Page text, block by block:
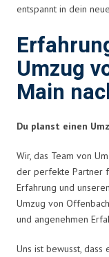
entspannt in dein
Umzug
Main
Du planst einen
Wir, das Team von
der perfekte Partner
Erfahrung und
Umzug von
und angenehmen
Uns ist bewusst,